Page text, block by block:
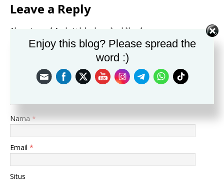
Leave a Reply
Alamat email Anda tidak akan dipublikasikan.
Komentar
Nama *
Email *
Situs
Enjoy this blog? Please spread the
word :)